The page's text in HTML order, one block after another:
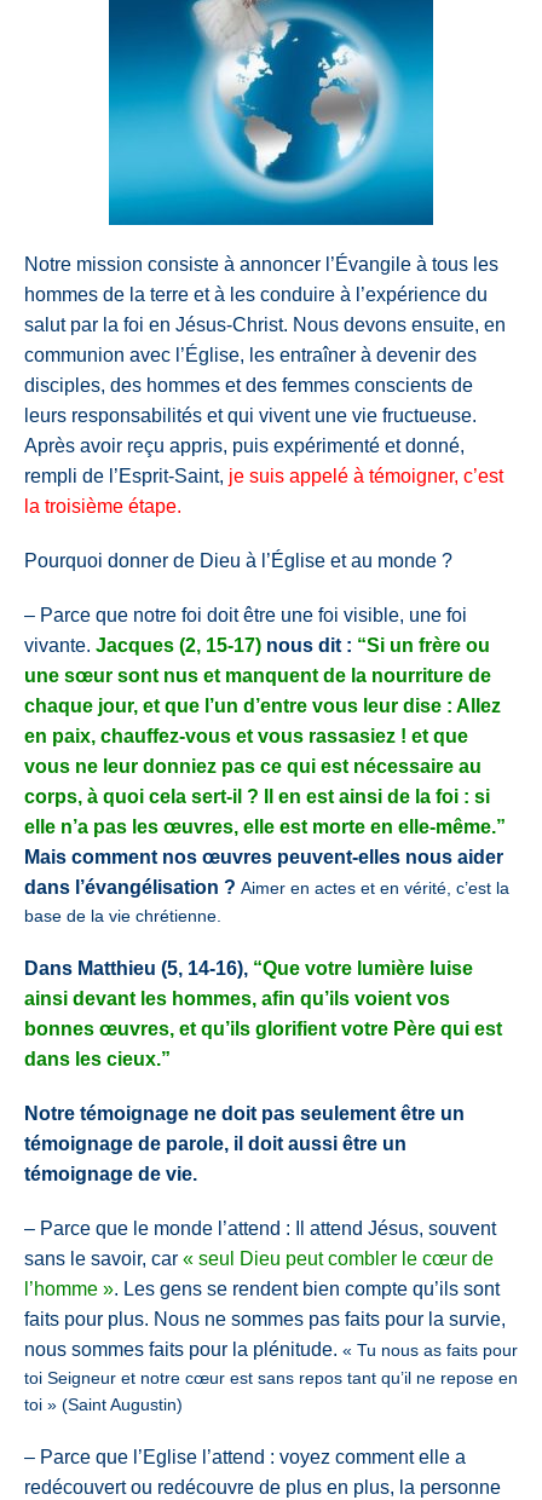
Notre mission consiste à annoncer l’Évangile à tous les
hommes de la terre et à les conduire à l’expérience du
salut par la foi en Jésus-Christ. Nous devons ensuite, en
communion avec l’Église, les entraîner à devenir des
disciples, des hommes et des femmes conscients de
leurs responsabilités et qui vivent une vie fructueuse.
Après avoir reçu appris, puis expérimenté et donné,
rempli de l’Esprit-Saint, je suis appelé à témoigner, c’est
la troisième étape.
Pourquoi donner de Dieu à l’Église et au monde ?
– Parce que notre foi doit être une foi visible, une foi
vivante. Jacques (2, 15-17) nous dit : “Si un frère ou
une sœur sont nus et manquent de la nourriture de
chaque jour, et que l’un d’entre vous leur dise : Allez
en paix, chauffez-vous et vous rassasiez ! et que
vous ne leur donniez pas ce qui est nécessaire au
corps, à quoi cela sert-il ? Il en est ainsi de la foi : si
elle n’a pas les œuvres, elle est morte en elle-même.”
Mais comment nos œuvres peuvent-elles nous aider
dans l’évangélisation ? Aimer en actes et en vérité, c’est la
base de la vie chrétienne.
Dans Matthieu (5, 14-16), “Que votre lumière luise
ainsi devant les hommes, afin qu’ils voient vos
bonnes œuvres, et qu’ils glorifient votre Père qui est
dans les cieux.”
Notre témoignage ne doit pas seulement être un
témoignage de parole, il doit aussi être un
témoignage de vie.
– Parce que le monde l’attend : Il attend Jésus, souvent
sans le savoir, car « seul Dieu peut combler le cœur de
l’homme ». Les gens se rendent bien compte qu’ils sont
faits pour plus. Nous ne sommes pas faits pour la survie,
nous sommes faits pour la plénitude. « Tu nous as faits pour
toi Seigneur et notre cœur est sans repos tant qu’il ne repose en
toi » (Saint Augustin)
– Parce que l’Eglise l’attend : voyez comment elle a
redécouvert ou redécouvre de plus en plus, la personne